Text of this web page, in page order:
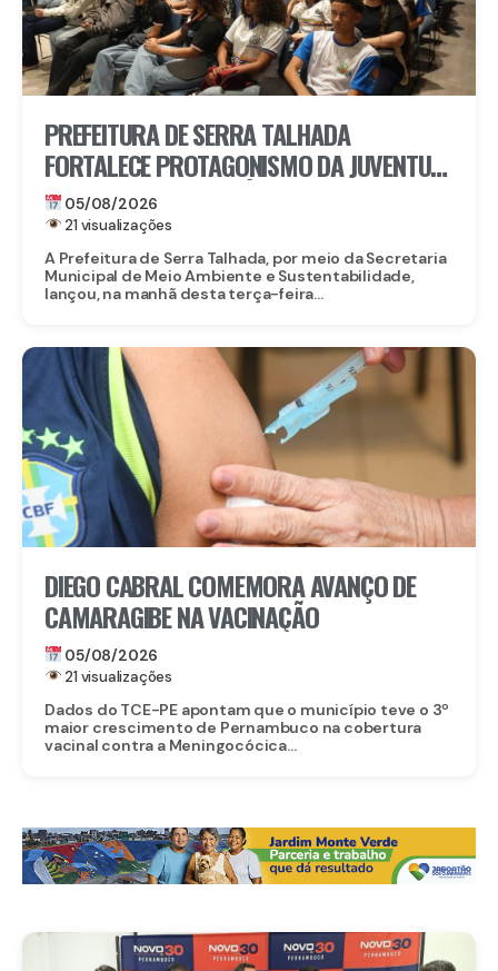
PREFEITURA DE SERRA TALHADA
FORTALECE PROTAGONISMO DA JUVENTUDE
NO ENFRENTAMENTO ÀS MUDANÇAS
CLIMÁTICAS
05/08/2026
21 visualizações
A Prefeitura de Serra Talhada, por meio da Secretaria
Municipal de Meio Ambiente e Sustentabilidade,
lançou, na manhã desta terça-feira...
DIEGO CABRAL COMEMORA AVANÇO DE
CAMARAGIBE NA VACINAÇÃO
05/08/2026
21 visualizações
Dados do TCE-PE apontam que o município teve o 3º
maior crescimento de Pernambuco na cobertura
vacinal contra a Meningocócica...